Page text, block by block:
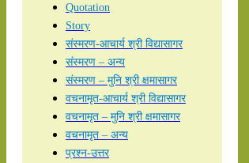
Quotation
Story
संस्मरण-आचार्य श्री विद्यासागर
संस्मरण – अन्य
संस्मरण – मुनि श्री क्षमासागर
वचनामृत-आचार्य श्री विद्यासागर
वचनामृत – मुनि श्री क्षमासागर
वचनामृत – अन्य
प्रश्न-उत्तर